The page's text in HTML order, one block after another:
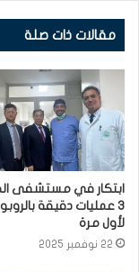
مقالات ذات صلة
ابتكار في مستشفى
3 عمليات دقيقة
لأول مرة
22 نوفمبر 2025